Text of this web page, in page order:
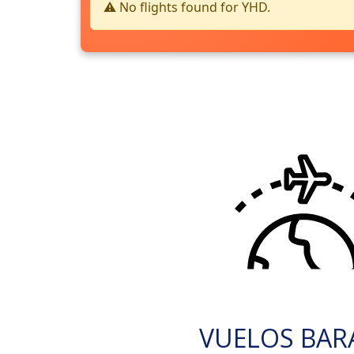
⚠️ No flights found for YHD.
VUELOS